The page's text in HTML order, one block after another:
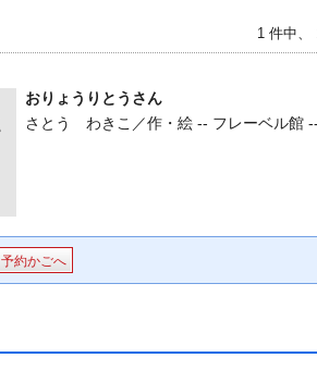
1 件中、
おりょうりとうさん
さとう わきこ／作・絵 -- フレーベル館
予約かごへ